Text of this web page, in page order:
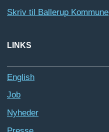
Skriv til Ballerup Kommune
LINKS
English
Job
Nyheder